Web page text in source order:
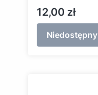
turystyczne
Cena
12,00 zł
Niedostępny